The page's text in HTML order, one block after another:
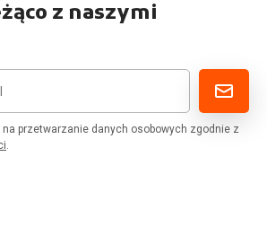
z naszymi
na przetwarzanie danych osobowych zgodnie z
.